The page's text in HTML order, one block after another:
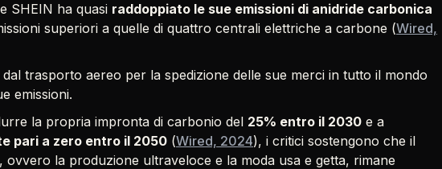
SHEIN ha quasi raddoppiato le sue emissioni di anidride carbonica
superiori a quelle di quattro centrali elettriche a carbone (Wired,
trasporto aereo per la spedizione delle sue merci in tutto il mondo
emissioni.
la propria impronta di carbonio del 25% entro il 2030 e a
pari a zero entro il 2050 (Wired, 2024), i critici sostengono che il
la produzione ultraveloce e la moda usa e getta, rimane